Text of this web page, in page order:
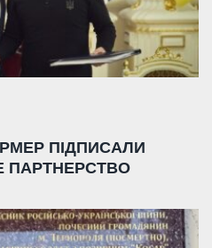
ПІДПИСАЛИ
ПАРТНЕРСТВО